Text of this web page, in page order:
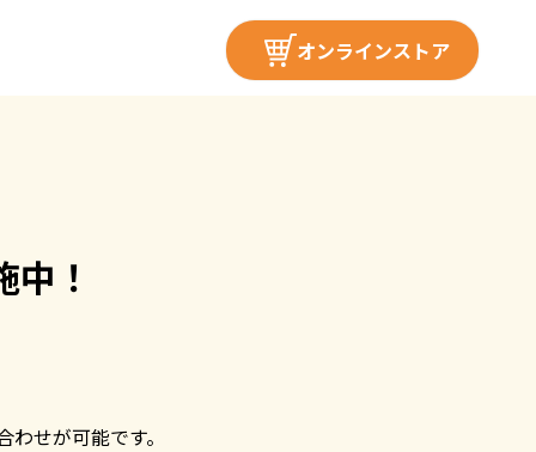
オンラインストア
！
せが可能です。